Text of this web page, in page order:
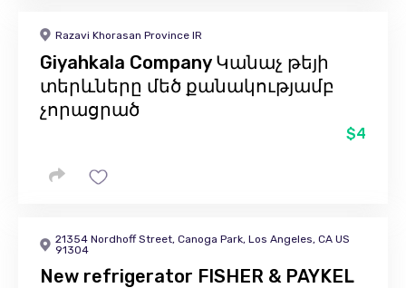
Razavi Khorasan Province IR
Giyahkala Company Կանաչ թեյի
տերևները մեծ քանակությամբ
չորացրած
$4
21354 Nordhoff Street, Canoga Park, Los Angeles, CA US
91304
New refrigerator FISHER & PAYKEL